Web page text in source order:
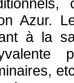
Azur.
à la